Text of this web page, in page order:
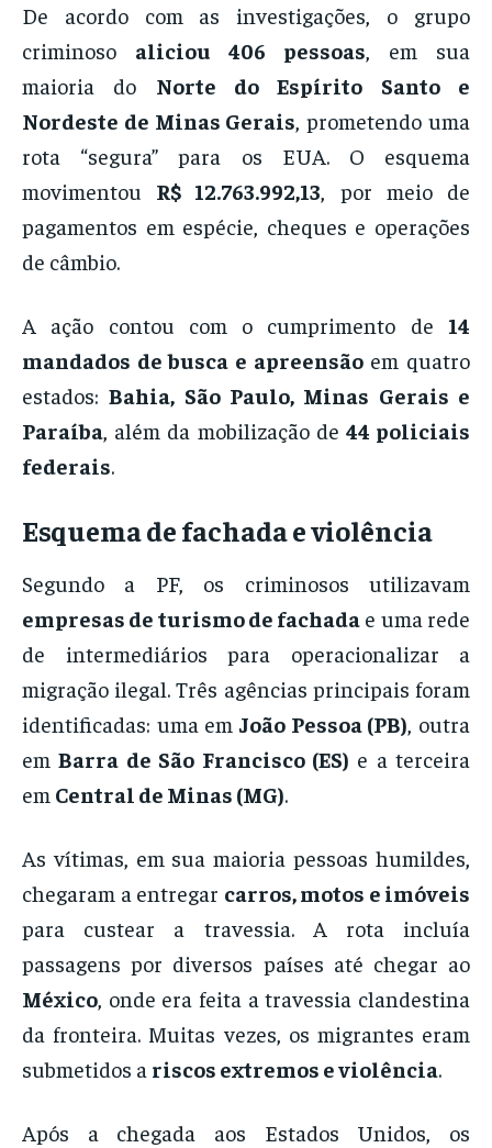
De acordo com as investigações, o grupo
criminoso aliciou 406 pessoas, em sua
maioria do Norte do Espírito Santo e
Nordeste de Minas Gerais, prometendo uma
rota “segura” para os EUA. O esquema
movimentou R$ 12.763.992,13, por meio de
pagamentos em espécie, cheques e operações
de câmbio.
A ação contou com o cumprimento de 14
mandados de busca e apreensãoem quatro
estados:Bahia, São Paulo, Minas Gerais e
Paraíba, além da mobilização de 44 policiais
federais.
Esquema de fachada e violência
Segundo a PF, os criminosos utilizavam
empresas de turismo de fachada e uma rede
de intermediários para operacionalizar a
migração ilegal. Três agências principais foram
identificadas: uma em João Pessoa (PB), outra
emBarra de São Francisco (ES) e a terceira
em Central de Minas (MG).
As vítimas, em sua maioria pessoas humildes,
chegaram a entregar carros, motos e imóveis
para custear a travessia. A rota incluía
passagens por diversos países até chegar ao
México, onde era feita a travessia clandestina
da fronteira. Muitas vezes, os migrantes eram
submetidos a riscos extremos e violência.
Após a chegada aos Estados Unidos, os